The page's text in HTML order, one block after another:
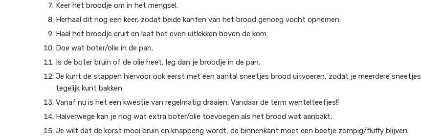
Keer het broodje om in het mengsel.
Herhaal dit nog een keer, zodat beide kanten van het brood genoeg vocht opnemen.
Haal het broodje eruit en laat het even uitlekken boven de kom.
Doe wat boter/olie in de pan.
Is de boter bruin of de olie heet, leg dan je broodje in de pan.
Je kunt de stappen hiervoor ook eerst met een aantal sneetjes brood uitvoeren, zodat je meerdere sneetjes
tegelijk kunt bakken.
Vanaf nu is het een kwestie van regelmatig draaien. Vandaar de term wentelteefjes!!
Halverwege kan je nog wat extra boter/olie toevoegen als het brood wat aanbakt.
Je wilt dat de korst mooi bruin en knapperig wordt, de binnenkant moet een beetje zompig/fluffy blijven.